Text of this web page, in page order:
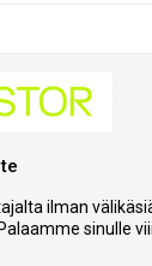
ilman
sinulle